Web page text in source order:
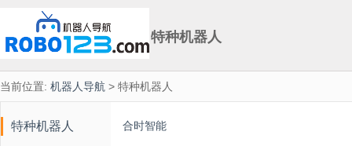
特种机器人
当前位置: 机器人导航 > 特种机器人
特种机器人 合时智能